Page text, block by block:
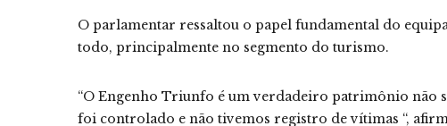
O parlamentar ressaltou o papel fundamental do
todo, principalmente no segmento do turismo.
“O Engenho Triunfo é um verdadeiro patrimônio não
foi controlado e não tivemos registro de vítimas “,